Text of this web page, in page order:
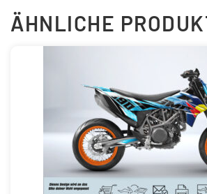
ÄHNLICHE